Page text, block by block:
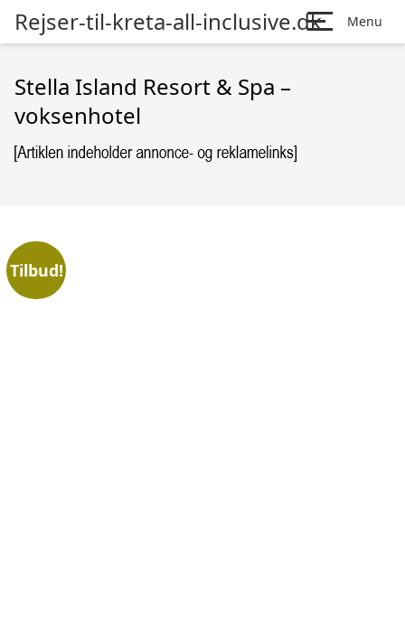
Rejser-til-kreta-all-inclusive.dk Menu
Stella Island Resort & Spa –
voksenhotel
Tilbud!